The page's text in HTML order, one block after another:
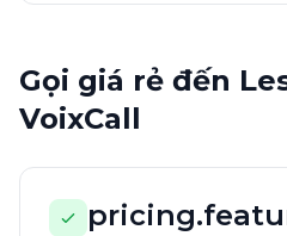
Gọi giá rẻ đến
VoixCall